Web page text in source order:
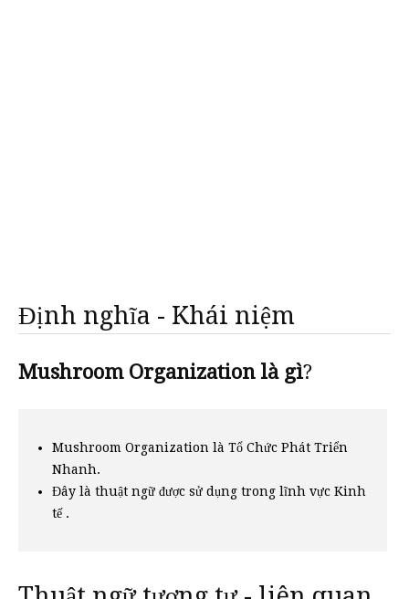
Định nghĩa - Khái niệm
Mushroom Organization là gì?
Mushroom Organization là Tổ Chức Phát Triển
Nhanh.
Đây là thuật ngữ được sử dụng trong lĩnh vực Kinh
tế .